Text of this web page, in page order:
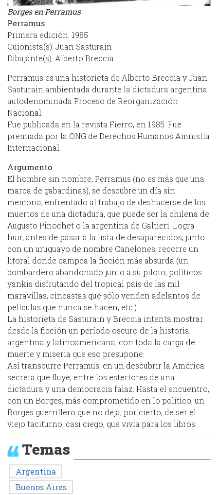
Borges en Perramus
Perramus
Primera edición: 1985
Guionista(s): Juan Sasturain
Dibujante(s): Alberto Breccia
Perramus es una historieta de Alberto Breccia y Juan
Sasturain ambientada durante la dictadura argentina
autodenominada Proceso de Reorganización
Nacional.
Fue publicada en la revista Fierro, en 1985. Fue
premiada por la ONG de Derechos Humanos Amnistía
Internacional.
Argumento
El hombre sin nombre, Perramus (no es más que una
marca de gabardinas), se descubre un día sin
memoria, enfrentado al trabajo de deshacerse de los
muertos de una dictadura, que puede ser la chilena de
Augusto Pinochet o la argentina de Galtieri. Logra
huir, antes de pasar a la lista de desaparecidos, junto
con un uruguayo de nombre Canelones, recorre un
litoral donde campea la ficción más absurda (un
bombardero abandonado junto a su piloto, políticos
yankis disfrutando del tropical país de las mil
maravillas, cineastas que sólo venden adelantos de
películas que nunca se hacen, etc.).
La historieta de Sasturain y Breccia intenta mostrar
desde la ficción un período oscuro de la historia
argentina y latinoamericana, con toda la carga de
muerte y miseria que eso presupone.
Así transcurre Perramus, en un descubrir la América
secreta que fluye, entre los estertores de una
dictadura y una democracia falaz. Hasta el encuentro,
con un Borges, más comprometido en lo político, un
Borges guerrillero que no deja, por cierto, de ser el
viejo taciturno, casi ciego, que vivía para los libros.
Temas
Argentina
Buenos Aires